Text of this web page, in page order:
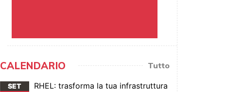
CALENDARIO Tutto
SET
RHEL: trasforma la tua infrastruttura